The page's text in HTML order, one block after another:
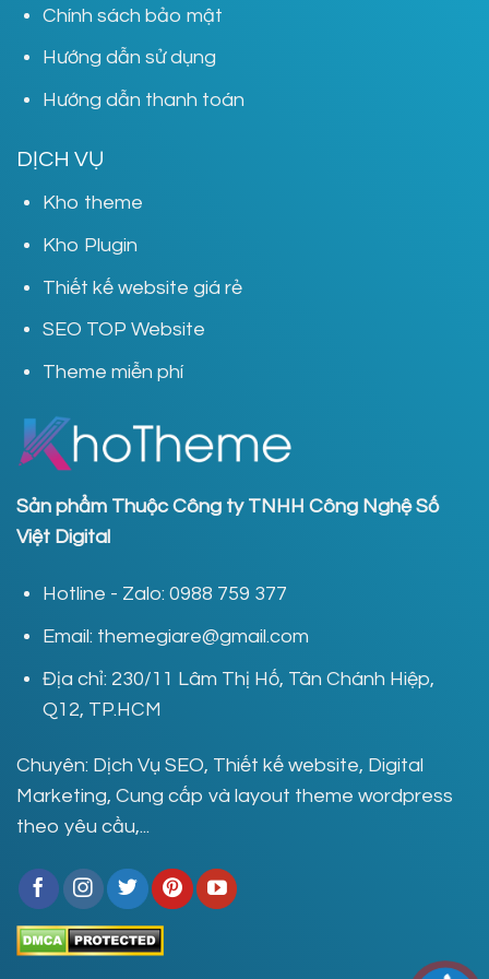
Chính sách bảo mật
Hướng dẫn sử dụng
Hướng dẫn thanh toán
DỊCH VỤ
Kho theme
Kho Plugin
Thiết kế website giá rẻ
SEO TOP Website
Theme miễn phí
Sản phẩm Thuộc Công ty TNHH Công Nghệ Số
Việt Digital
Hotline - Zalo: 0988 759 377
Email: themegiare@gmail.com
Địa chỉ: 230/11 Lâm Thị Hố, Tân Chánh Hiệp,
Q12, TP.HCM
Chuyên: Dịch Vụ SEO, Thiết kế website, Digital
Marketing, Cung cấp và layout theme wordpress
theo yêu cầu,...